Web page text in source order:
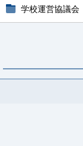
学校運営協議会